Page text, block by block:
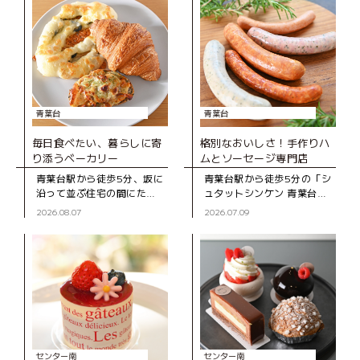
青葉台
毎日食べたい、暮らしに寄
り添うベーカリー
青葉台駅から徒歩5分、坂に
沿って並ぶ住宅の間にたた
ずむ「ブーランジェD316
プンしたベーカリー。木の
ぬくもりを感じる店内のシ
ョー
2026.08.07
青葉台
格別なおいしさ！手作りハ
ムとソーセージ専門店
青葉台駅から徒歩5分の「シ
ュタットシンケン 青葉台本
店」は、手作りハムとソー
の地元で長く親しまれてい
2026.07.09
センター南 センター南